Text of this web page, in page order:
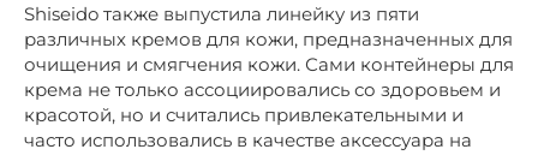
Shiseido также выпустила линейку из пяти
различных кремов для кожи, предназначенных для
очищения и смягчения кожи. Сами контейнеры для
крема не только ассоциировались со здоровьем и
красотой, но и считались привлекательными и
часто использовались в качестве аксессуара на